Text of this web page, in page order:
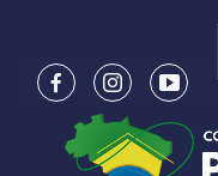
conteúdo